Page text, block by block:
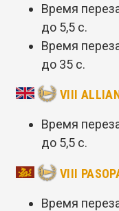
Время
до 5,5 с.
Время
до 35 с.
VIII
Время
до 5,5 с.
VIII
Время